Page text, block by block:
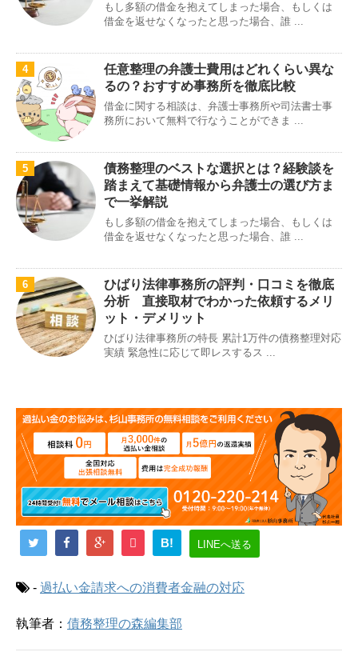
もし多額の借金を抱えてしまった場合、もしくは
借金を返せなくなったと思った場合、誰 ...
4
任意整理の弁護士費用はどれくらい異な
るの？おすすめ事務所を徹底比較
借金に関する相談は、弁護士事務所や司法書士事
務所において無料で行なうことができま ...
5
債務整理のベストな選択とは？経験談を
踏まえて基礎情報から弁護士の選び方ま
で一挙解説
もし多額の借金を抱えてしまった場合、もしくは
借金を返せなくなったと思った場合、誰 ...
6
ひばり法律事務所の評判・口コミを徹底
分析 直接取材でわかった依頼するメリ
ット・デメリット
ひばり法律事務所の特長 累計1万件の債務整理対応
実績 緊急性に応じて即レスするス ...
B! LINEへ送る
- 過払い金請求への消費者金融の対応
執筆者： 債務整理の森編集部